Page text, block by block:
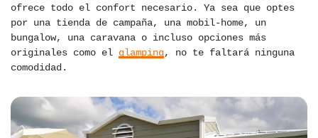
ofrece todo el confort necesario. Ya sea que optes
por una tienda de campaña, una mobil-home, un
bungalow, una caravana o incluso opciones más
originales como el glamping, no te faltará ninguna
comodidad.